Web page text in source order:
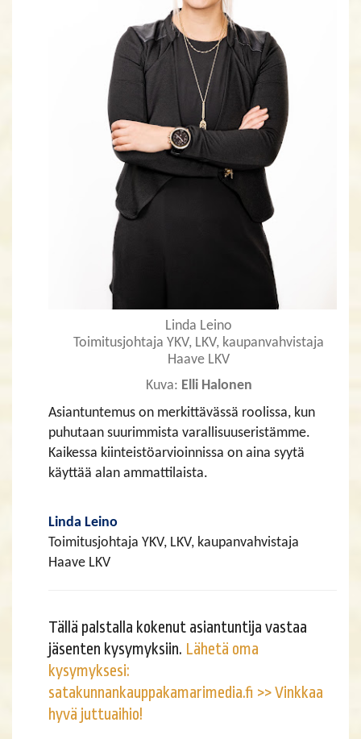
Linda Leino
Toimitusjohtaja YKV, LKV, kaupanvahvistaja
Haave LKV
Kuva: Elli Halonen
Asiantuntemus on merkittävässä roolissa, kun
puhutaan suurimmista varallisuuseristämme.
Kaikessa kiinteistöarvioinnissa on aina syytä
käyttää alan ammattilaista.
Linda Leino
Toimitusjohtaja YKV, LKV, kaupanvahvistaja
Haave LKV
Tällä palstalla kokenut asiantuntija vastaa
jäsenten kysymyksiin. Lähetä oma
kysymyksesi:
satakunnankauppakamarimedia.fi >> Vinkkaa
hyvä juttuaihio!